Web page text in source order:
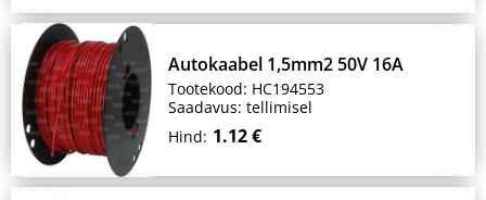
Autokaabel 1,5mm2 50V 16A
Tootekood: HC194553
Saadavus: tellimisel
Hind: 1.12 €